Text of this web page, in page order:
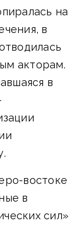
на
в
акторам.
в
востоке
в
сил»